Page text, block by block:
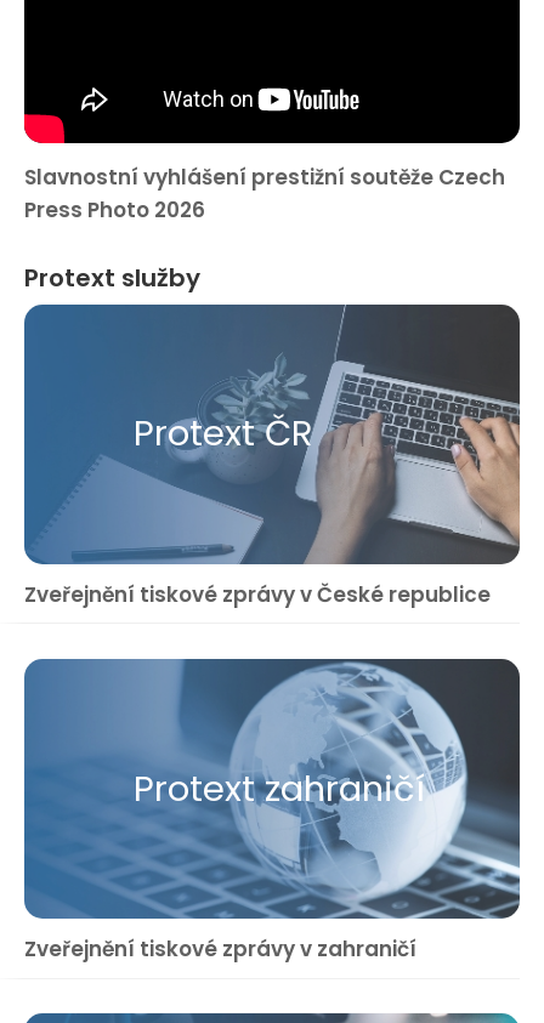
Slavnostní vyhlášení prestižní soutěže Czech
Press Photo 2026
Protext služby
Protext ČR
Zveřejnění tiskové zprávy v České republice
Protext zahraničí
Zveřejnění tiskové zprávy v zahraničí